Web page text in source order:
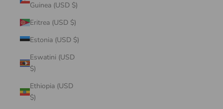
Guinea (USD $)
Eritrea (USD $)
Estonia (USD $)
Eswatini (USD
$)
Ethiopia (USD
$)